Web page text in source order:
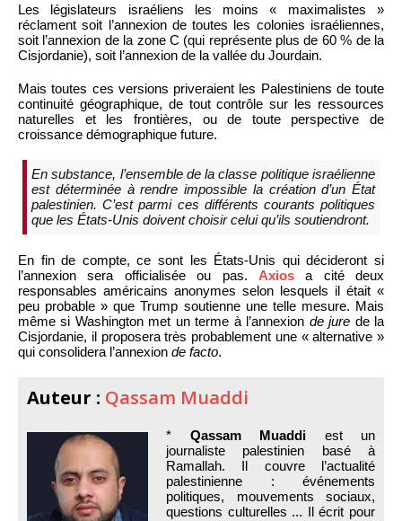
Les législateurs israéliens les moins « maximalistes »
réclament soit l’annexion de toutes les colonies israéliennes,
soit l’annexion de la zone C (qui représente plus de 60 % de la
Cisjordanie), soit l’annexion de la vallée du Jourdain.
Mais toutes ces versions priveraient les Palestiniens de toute
continuité géographique, de tout contrôle sur les ressources
naturelles et les frontières, ou de toute perspective de
croissance démographique future.
En substance, l’ensemble de la classe politique israélienne
est déterminée à rendre impossible la création d’un État
palestinien. C’est parmi ces différents courants politiques
que les États-Unis doivent choisir celui qu’ils soutiendront.
En fin de compte, ce sont les États-Unis qui décideront si
l’annexion sera officialisée ou pas. Axiosa cité deux
responsables américains anonymes selon lesquels il était «
peu probable » que Trump soutienne une telle mesure. Mais
même si Washington met un terme à l’annexion de jure de la
Cisjordanie, il proposera très probablement une « alternative »
qui consolidera l’annexion de facto.
Auteur : Qassam Muaddi
* Qassam Muaddi est un
journaliste palestinien basé à
Ramallah. Il couvre l’actualité
palestinienne : événements
politiques, mouvements sociaux,
questions culturelles ... Il écrit pour